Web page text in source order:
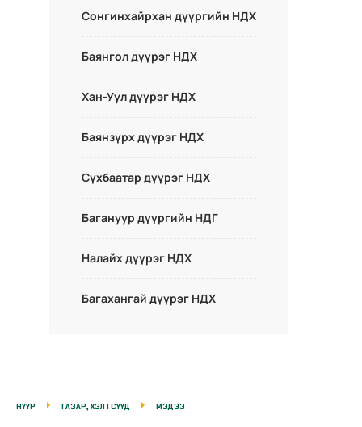
Сонгинхайрхан дүүргийн НДХ
Баянгол дүүрэг НДХ
Хан-Уул дүүрэг НДХ
Баянзүрх дүүрэг НДХ
Сүхбаатар дүүрэг НДХ
Багануур дүүргийн НДГ
Налайх дүүрэг НДХ
Багахангай дүүрэг НДХ
НҮҮР ГАЗАР, ХЭЛТСҮҮД МЭДЭЭ